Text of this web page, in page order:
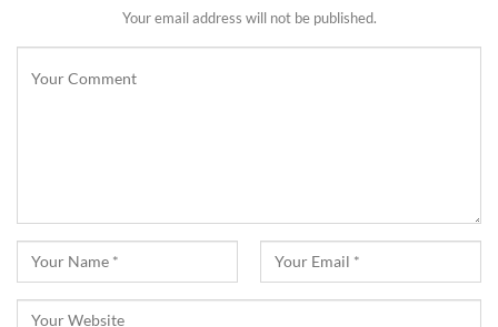
Your email address will not be published.